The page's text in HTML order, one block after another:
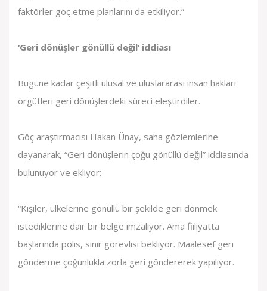
faktörler göç etme planlarını da etkiliyor.”
‘Geri dönüşler gönüllü değil’ iddiası
Bugüne kadar çeşitli ulusal ve uluslararası insan hakları
örgütleri geri dönüşlerdeki süreci eleştirdiler.
Göç araştırmacısı Hakan Ünay, saha gözlemlerine
dayanarak, “Geri dönüşlerin çoğu gönüllü değil” iddiasında
bulunuyor ve ekliyor:
“Kişiler, ülkelerine gönüllü bir şekilde geri dönmek
istediklerine dair bir belge imzalıyor. Ama fiiliyatta
başlarında polis, sınır görevlisi bekliyor. Maalesef geri
gönderme çoğunlukla zorla geri göndererek yapılıyor.